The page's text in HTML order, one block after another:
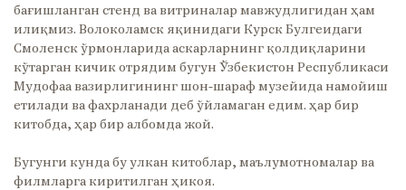
бағишланган стенд ва витриналар мавжудлигидан ҳам
илиқмиз. Волоколамск яқинидаги Курск Булгеидаги
Смоленск ўрмонларида аскарларнинг қолдиқларини
кўтарган кичик отрядим бугун Ўзбекистон Республикаси
Мудофаа вазирлигининг шон-шараф музейида намойиш
етилади ва фахрланади деб ўйламаган едим. ҳар бир
китобда, ҳар бир албомда жой.
Бугунги кунда бу улкан китоблар, маълумотномалар ва
филмларга киритилган ҳикоя.